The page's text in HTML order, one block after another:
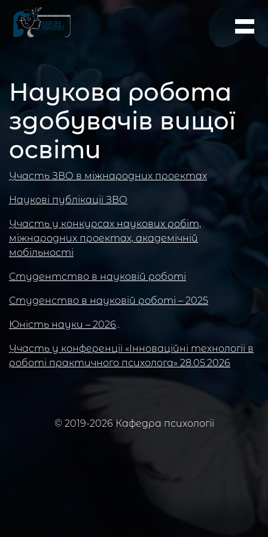
Наукова робота
здобувачів вищої
освіти
Участь ЗВО в міжнародних проектах
Наукові публікації ЗВО
Участь у конкурсах наукових робіт,
міжнародних проектах, академічній
мобільності
Студентство в науковій роботі
Студенство в науковій роботі – 2025
Юність науки – 2026..
Участь у конференції «Інноваційні технології в
роботі практичного психолога» 28.05.2026
© 2019-2026 Кафедра психології